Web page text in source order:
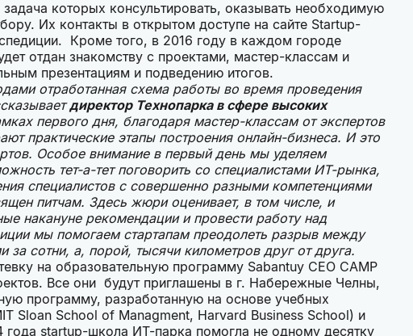
которых консультировать, оказывать необходимую
Их контакты в открытом доступе на сайте Startup-
Кроме того, в 2016 году в каждом городе
отдан знакомству с проектами, мастер-классам и
презентациям и подведению итогов.
отработанная схема работы во время проведения
директор Технопарка в сфере высоких
первого дня, благодаря мастер-классам от экспертов
практические этапы построения онлайн-бизнеса. И это
Особое внимание в первый день мы уделяем
тет-а-тет поговорить со специалистами ИТ-рынка,
специалистов с совершенно разными компетенциями
питчам. Здесь жюри оценивает, в том числе, и
накануне рекомендации и провести работу над
мы помогаем стартапам преодолеть разрыв между
сотни, а, порой, тысячи километров друг от друга.
на образовательную программу Sabantuy CEO CAMP
Все они будут приглашены в г. Набережные Челны,
программу, разработанную на основе учебных
Sloan School of Managment, Harvard Business School) и
startup-школа ИТ-парка помогла не одному десятку